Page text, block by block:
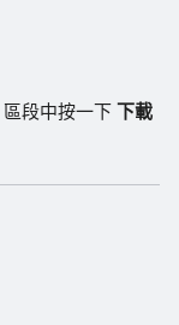
區段中按一下 下載